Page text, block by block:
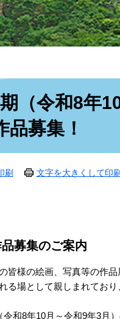
（令和8年
品募集！
刷 文字を大きくして印刷
募集のご案内
様の絵画、写真等の作
る場として親しまれてお
和8年10月～令和9年3月